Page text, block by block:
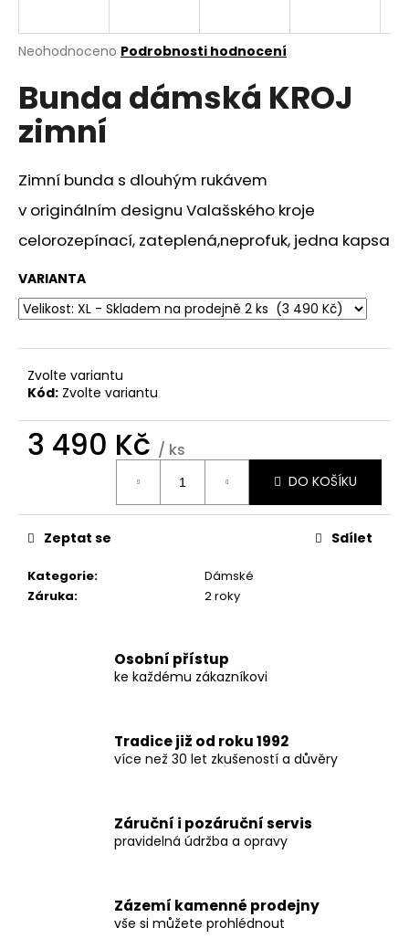
Průměrné
produktu
je
0,0
z
hvězdiček.
Neohodnoceno Podrobnosti hodnocení
Bunda dámská KROJ
zimní
Zimní bunda s dlouhým rukávem
v originálním designu Valašského kroje
celorozepínací, zateplená,neprofuk, jedna kapsa
VARIANTA
Zvolte variantu
Kód: Zvolte variantu
3 490 Kč / ks
DO KOŠÍKU
Kategorie:
Dámské
Záruka: 2 roky
Zeptat se Sdílet
Osobní přístup
ke každému zákazníkovi
Tradice již od roku 1992
více než 30 let zkušeností a důvěry
Záruční i pozáruční servis
pravidelná údržba a opravy
Zázemí kamenné prodejny
vše si můžete prohlédnout
j
t
?
HLEDAT
D
o
o
u
u
e